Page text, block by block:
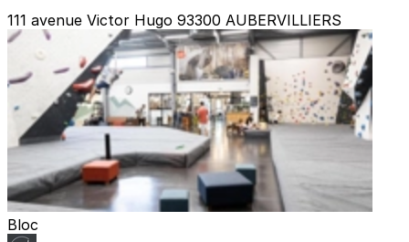
111 avenue Victor Hugo 93300 AUBERVILLIERS
Bloc